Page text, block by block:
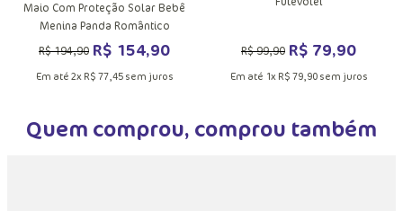
Maio Com Proteção Solar Bebê
Menina Panda Romântico
R$194,90 R$ 154,90
Em até 2x R$ 77,45sem juros
R$99,90 R$ 79,90
Em até 1x R$ 79,90sem juros
Quem comprou, comprou também